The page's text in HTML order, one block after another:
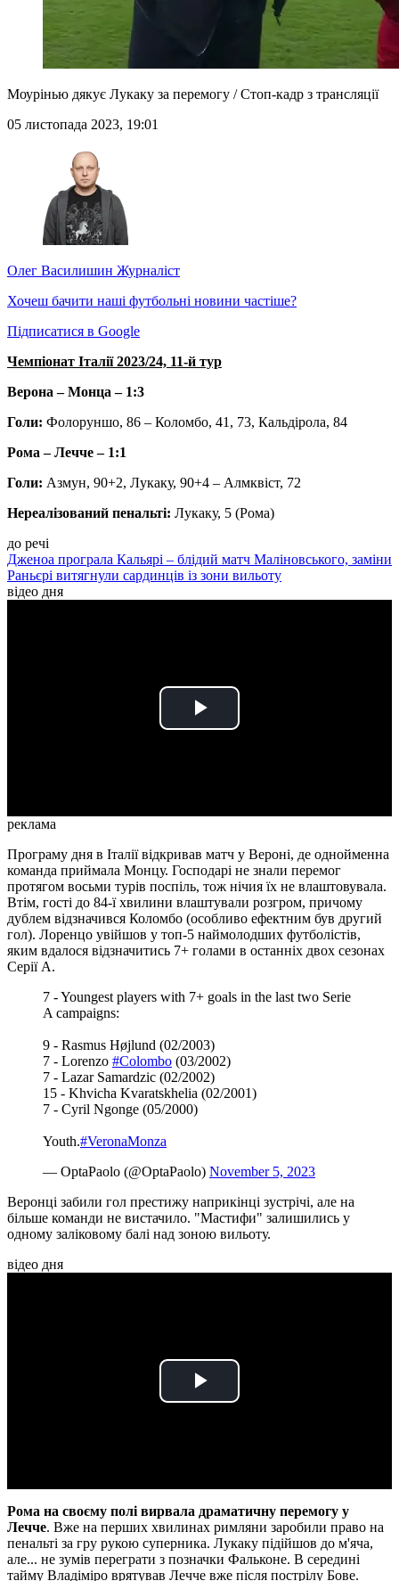
Моурінью дякує Лукаку за перемогу / Стоп-кадр з трансляції
05 листопада 2023, 19:01
Олег Василишин Журналіст
Хочеш бачити наші футбольні новини частіше?
Підписатися в Google
Чемпіонат Італії 2023/24, 11-й тур
Верона – Монца – 1:3
Голи: Фолоруншо, 86 – Коломбо, 41, 73, Кальдірола, 84
Рома – Лечче – 1:1
Голи: Азмун, 90+2, Лукаку, 90+4 – Алмквіст, 72
Нереалізований пенальті: Лукаку, 5 (Рома)
до речі
Дженоа програла Кальярі – блідий матч Маліновського, заміни
Раньєрі витягнули сардинців із зони вильоту
відео дня
Play
реклама
Програму дня в Італії відкривав матч у Вероні, де однойменна
команда приймала Монцу. Господарі не знали перемог
протягом восьми турів поспіль, тож нічия їх не влаштовувала.
Втім, гості до 84-ї хвилини влаштували розгром, причому
дублем відзначився Коломбо (особливо ефектним був другий
гол). Лоренцо увійшов у топ-5 наймолодших футболістів,
яким вдалося відзначитись 7+ голами в останніх двох сезонах
Серії А.
7 - Youngest players with 7+ goals in the last two Serie
A campaigns:
9 - Rasmus Højlund (02/2003)
7 - Lorenzo #Colombo (03/2002)
7 - Lazar Samardzic (02/2002)
15 - Khvicha Kvaratskhelia (02/2001)
7 - Cyril Ngonge (05/2000)
Youth.#VeronaMonza
— OptaPaolo (@OptaPaolo) November 5, 2023
Веронці забили гол престижу наприкінці зустрічі, але на
більше команди не вистачило. "Мастифи" залишились у
одному заліковому балі над зоною вильоту.
відео дня
Play
Рома на своєму полі вирвала драматичну перемогу у
Лечче. Вже на перших хвилинах римляни заробили право на
пенальті за гру рукою суперника. Лукаку підійшов до м'яча,
але... не зумів переграти з позначки Фальконе. В середині
тайму Владіміро врятував Лечче вже після пострілу Бове.